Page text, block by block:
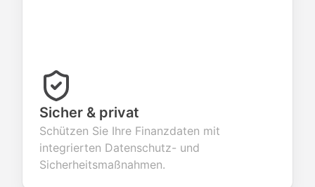
Sicher & privat
Schützen Sie Ihre Finanzdaten mit
integrierten Datenschutz- und
Sicherheitsmaßnahmen.